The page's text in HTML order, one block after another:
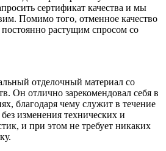
сертификат качества и мы
Помимо того, отменное качество
растущим спросом со
отделочный материал со
Он отлично зарекомендовал себя в
благодаря чему служит в течение
изменения технических и
и при этом не требует никаких